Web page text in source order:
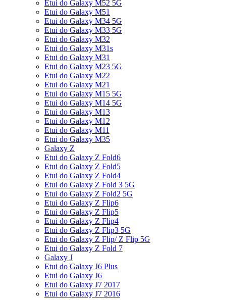
Etui do Galaxy M52 5G
Etui do Galaxy M51
Etui do Galaxy M34 5G
Etui do Galaxy M33 5G
Etui do Galaxy M32
Etui do Galaxy M31s
Etui do Galaxy M31
Etui do Galaxy M23 5G
Etui do Galaxy M22
Etui do Galaxy M21
Etui do Galaxy M15 5G
Etui do Galaxy M14 5G
Etui do Galaxy M13
Etui do Galaxy M12
Etui do Galaxy M11
Etui do Galaxy M35
Galaxy Z
Etui do Galaxy Z Fold6
Etui do Galaxy Z Fold5
Etui do Galaxy Z Fold4
Etui do Galaxy Z Fold 3 5G
Etui do Galaxy Z Fold2 5G
Etui do Galaxy Z Flip6
Etui do Galaxy Z Flip5
Etui do Galaxy Z Flip4
Etui do Galaxy Z Flip3 5G
Etui do Galaxy Z Flip/ Z Flip 5G
Etui do Galaxy Z Fold 7
Galaxy J
Etui do Galaxy J6 Plus
Etui do Galaxy J6
Etui do Galaxy J7 2017
Etui do Galaxy J7 2016